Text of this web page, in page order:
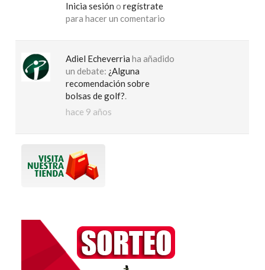
Inicia sesión oregístrate
para hacer un comentario
Adiel Echeverria ha añadido
un debate: ¿Alguna
recomendación sobre
bolsas de golf?.
hace 9 años